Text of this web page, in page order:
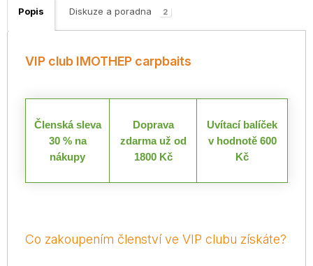
Popis Diskuze a poradna 2
VIP club IMOTHEP carpbaits
Členská sleva
30 % na
nákupy
Doprava
zdarma už od
1800 Kč
Uvítací balíček
v hodnotě 600
Kč
Co zakoupením členství ve VIP clubu získáte?